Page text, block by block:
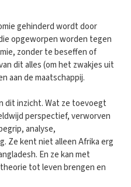
gehinderd wordt door
opgeworpen worden tegen
zonder te beseffen of
dit alles (om het zwakjes uit
aan de maatschappij.
dit inzicht. Wat ze toevoegt
perspectief, verworven
analyse,
Ze kent niet alleen Afrika erg
En ze kan met
tot leven brengen en